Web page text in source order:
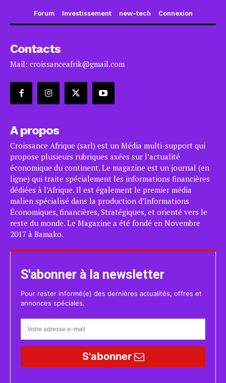
Forum Investissement new-tech Connexion
Contacts
Mail: croissanceafrik@gmail.com
A propos
Croissance Afrique (sarl) est un Média multi-support qui
propose plusieurs rubriques axées sur l’actualité
économique du continent. Le magazine est un journal (en
ligne) qui traite spécialement les informations financières
dédiées à l’Afrique. Il est également le premier média
malien spécialisé dans la production d’Informations
Économiques, financières, Stratégiques, et orienté vers le
reste du monde. Le Magazine a été fondé en Novembre
2017 à Bamako.
S'abonner à la newsletter
Pour rester informé(e) des dernières actualités, offres et
annonces spéciales.
S'abonner